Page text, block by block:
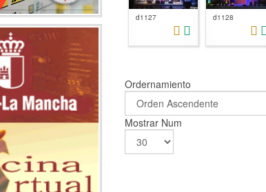
d1127 d1128
Ordernamiento
Mostrar Num